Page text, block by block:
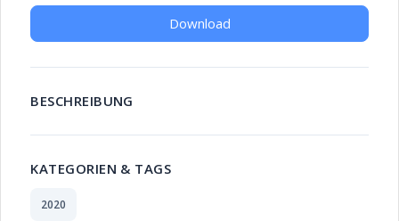
Download
BESCHREIBUNG
KATEGORIEN & TAGS
2020